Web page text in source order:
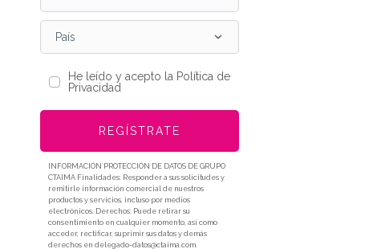
País
He leído y acepto la Política de
Privacidad
REGÍSTRATE
INFORMACIÓN PROTECCIÓN DE DATOS DE GRUPO
CTAIMA Finalidades: Responder a sus solicitudes y
remitirle información comercial de nuestros
productos y servicios, incluso por medios
electrónicos. Derechos: Puede retirar su
consentimiento en cualquier momento, así como
acceder, rectificar, suprimir sus datos y demás
derechos en delegado-datos@ctaima.com.